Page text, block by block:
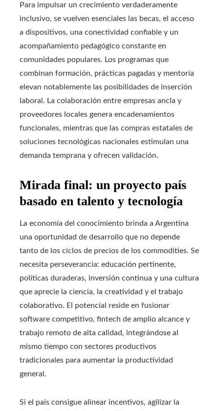
Para impulsar un crecimiento verdaderamente
inclusivo, se vuelven esenciales las becas, el acceso
a dispositivos, una conectividad confiable y un
acompañamiento pedagógico constante en
comunidades populares. Los programas que
combinan formación, prácticas pagadas y mentoría
elevan notablemente las posibilidades de inserción
laboral. La colaboración entre empresas ancla y
proveedores locales genera encadenamientos
funcionales, mientras que las compras estatales de
soluciones tecnológicas nacionales estimulan una
demanda temprana y ofrecen validación.
Mirada final: un proyecto país
basado en talento y tecnología
La economía del conocimiento brinda a Argentina
una oportunidad de desarrollo que no depende
tanto de los ciclos de precios de los commodities. Se
necesita perseverancia: educación pertinente,
políticas duraderas, inversión continua y una cultura
que aprecie la ciencia, la creatividad y el trabajo
colaborativo. El potencial reside en fusionar
software competitivo, fintech de amplio alcance y
trabajo remoto de alta calidad, integrándose al
mismo tiempo con sectores productivos
tradicionales para aumentar la productividad
general.
Si el país consigue alinear incentivos, agilizar la